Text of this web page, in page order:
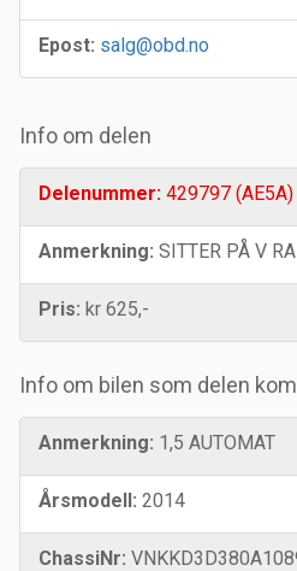
Epost: salg@obd.no
Info om delen
Delenummer: 429797 (AE5A)
Anmerkning: SITTER PÅ V
Pris: kr 625,-
Info om bilen som delen
Anmerkning: 1,5 AUTOMAT
Årsmodell: 2014
ChassiNr: